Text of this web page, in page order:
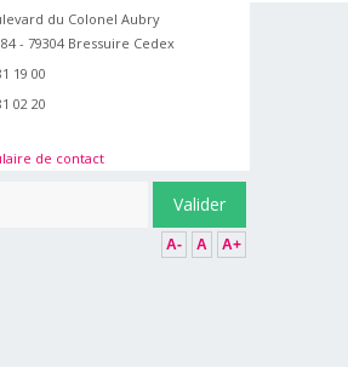
A- A A+
Valider
du Colonel Aubry
- 79304 Bressuire Cedex
19 00
02 20
de contact